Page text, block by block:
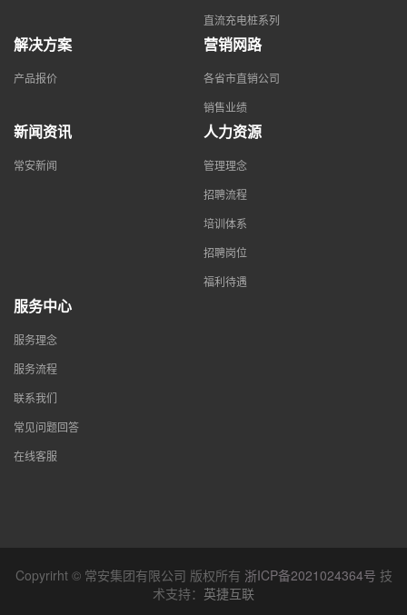
直流充电桩系列
解决方案
产品报价
营销网路
各省市直销公司
销售业绩
新闻资讯
常安新闻
人力资源
管理理念
招聘流程
培训体系
招聘岗位
福利待遇
服务中心
服务理念
服务流程
联系我们
常见问题回答
在线客服
Copyrirht © 常安集团有限公司 版权所有 浙ICP备2021024364号 技
术支持： 英捷互联